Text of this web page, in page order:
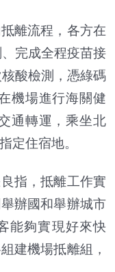
離流程，各方在
完成全程疫苗接
酸檢測，憑綠碼
機場進行海關健
通轉運，乘坐北
定住宿地。
指，抵離工作實
辦國和舉辦城市
能夠實現好來快
建機場抵離組，